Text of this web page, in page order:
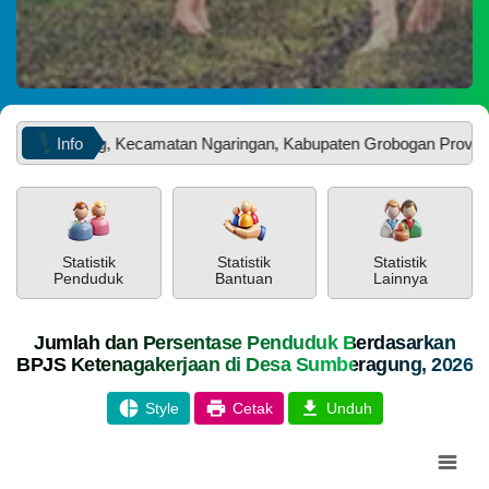
PEMERINTAH LAYANAN MANDIRI PENGADUAN
Info
Kecamatan Ngaringan, Kabupaten Grobogan Provinsi
Statistik
Penduduk
Statistik
Bantuan
Statistik
Lainnya
Jumlah dan Persentase Penduduk Berdasarkan
BPJS Ketenagakerjaan di Desa Sumberagung, 2026
Style Cetak Unduh
2026
142
Kali
Dukung
Ke-
3,
Mahasiswa
KKN
Unnes
Inisiasi
Program
Edukasi
dan
Budidaya
di
Posyandu
Nongko